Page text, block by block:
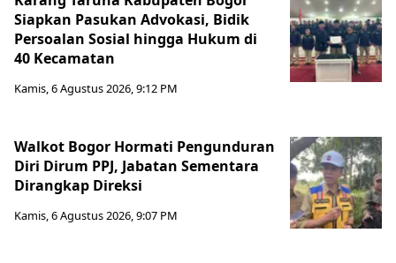
Siapkan Pasukan Advokasi, Bidik
Persoalan Sosial hingga Hukum di
40 Kecamatan
Kamis, 6 Agustus 2026, 9:12 PM
Walkot Bogor Hormati Pengunduran
Diri Dirum PPJ, Jabatan Sementara
Dirangkap Direksi
Kamis, 6 Agustus 2026, 9:07 PM